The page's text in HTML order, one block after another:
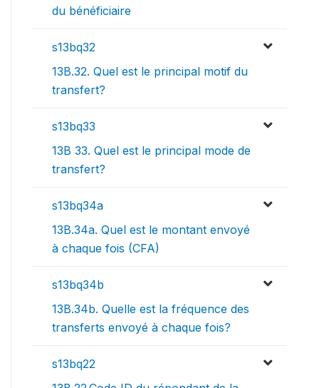
du bénéficiaire
s13bq32
13B.32. Quel est le principal motif du
transfert?
s13bq33
13B 33. Quel est le principal mode de
transfert?
s13bq34a
13B.34a. Quel est le montant envoyé
à chaque fois (CFA)
s13bq34b
13B.34b. Quelle est la fréquence des
transferts envoyé à chaque fois?
s13bq22